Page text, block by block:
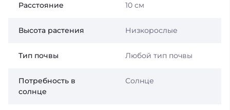
Расстояние 10 см
Высота растения Низкорослые
Тип почвы Любой тип почвы
Потребность в
солнце
Солнце